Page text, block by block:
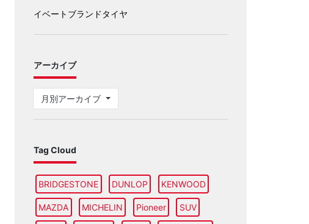
イベートブランドタイヤ
アーカイブ
月別アーカイブ
Tag Cloud
BRIDGESTONE DUNLOP KENWOOD
MAZDA MICHELIN Pioneer SUV